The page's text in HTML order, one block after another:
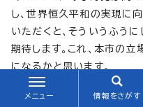
し、世界恒久平和の実現に
いただくと、そういうふう
期待します。これ、本市の
になるかと思います。
あと全国市長会の会長とい
メニュー 情報をさがす